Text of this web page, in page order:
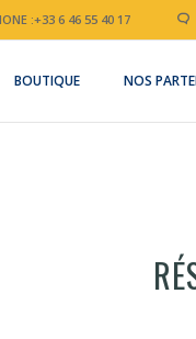
:+33 6 46 55 40 17
BOUTIQUE NOS